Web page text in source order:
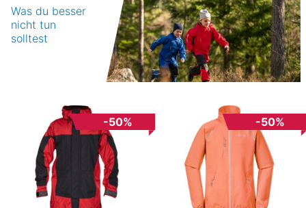
Was du besser
nicht tun
solltest
-50% -50%